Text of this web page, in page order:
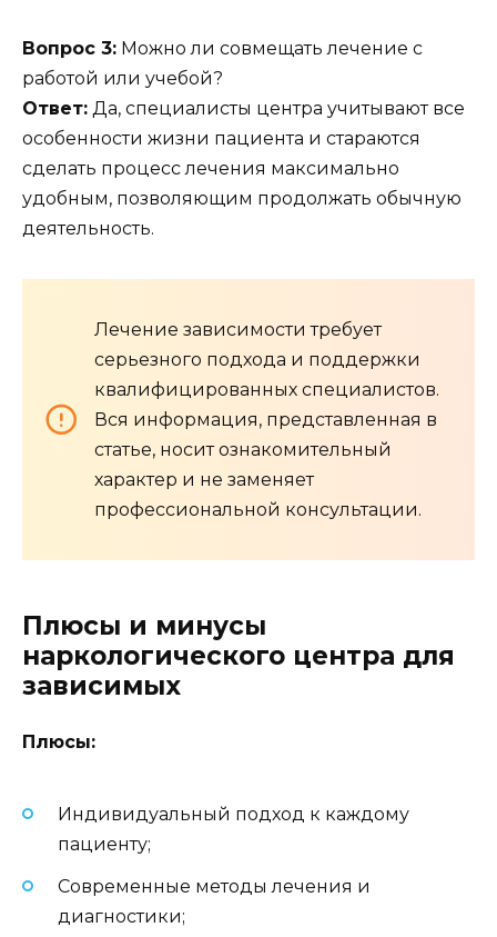
Вопрос 3: Можно ли совмещать лечение с
работой или учебой?
Ответ: Да, специалисты центра учитывают все
особенности жизни пациента и стараются
сделать процесс лечения максимально
удобным, позволяющим продолжать обычную
деятельность.
Лечение зависимости требует
серьезного подхода и поддержки
квалифицированных специалистов.
Вся информация, представленная в
статье, носит ознакомительный
характер и не заменяет
профессиональной консультации.
Плюсы и минусы
наркологического центра для
зависимых
Плюсы:
Индивидуальный подход к каждому
пациенту;
Современные методы лечения и
диагностики;